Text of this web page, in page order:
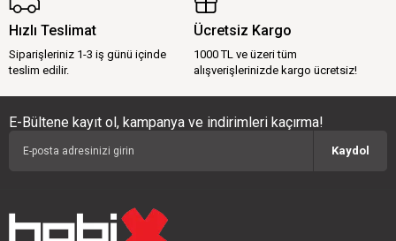
Hızlı Teslimat
Siparişleriniz 1-3 iş günü içinde
teslim edilir.
Ücretsiz Kargo
1000 TL ve üzeri tüm
alışverişlerinizde kargo ücretsiz!
E-Bültene kayıt ol, kampanya ve indirimleri kaçırma!
Kaydol